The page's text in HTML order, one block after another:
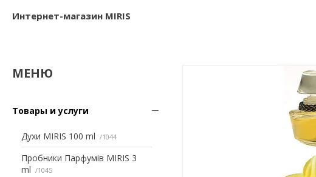
Интернет-магазин MIRIS
Товары и услуги
Духи MIRIS 100 ml 1044
Пробники Парфумів MIRIS 3
ml
1045